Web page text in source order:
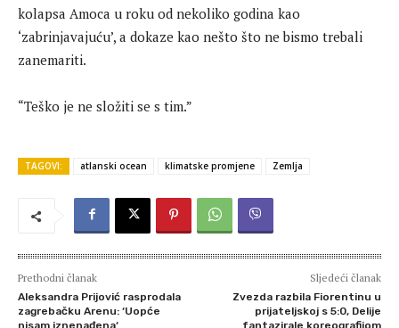
kolapsa Amoca u roku od nekoliko godina kao
‘zabrinjavajuću’, a dokaze kao nešto što ne bismo trebali
zanemariti.
“Teško je ne složiti se s tim.”
TAGOVI: atlanski ocean klimatske promjene Zemlja
Prethodni članak
Aleksandra Prijović rasprodala
zagrebačku Arenu: ‘Uopće
nisam iznenađena‘
Sljedeći članak
Zvezda razbila Fiorentinu u
prijateljskoj s 5:0, Delije
fantazirale koreografijom